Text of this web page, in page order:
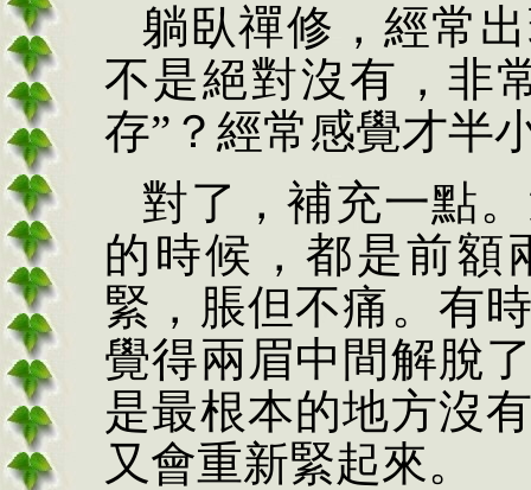
躺臥禪修，經常
不是絕對沒有，非
存” ？經常感覺才半
對了，補充一點
的時候，都是前額
緊，脹但不痛。有
覺得兩眉中間解脫
是最根本的地方沒
又會重新緊起來。